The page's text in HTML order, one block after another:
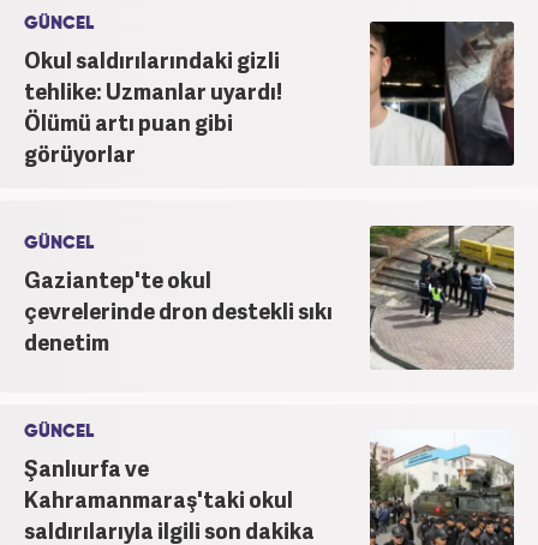
GÜNCEL
Okul saldırılarındaki gizli
tehlike: Uzmanlar uyardı!
Ölümü artı puan gibi
görüyorlar
GÜNCEL
Gaziantep'te okul
çevrelerinde dron destekli sıkı
denetim
GÜNCEL
Şanlıurfa ve
Kahramanmaraş'taki okul
saldırılarıyla ilgili son dakika